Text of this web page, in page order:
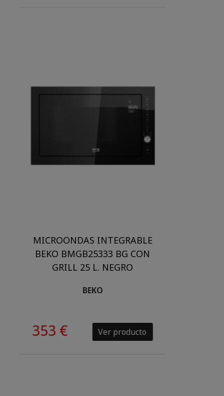
MICROONDAS INTEGRABLE
BEKO BMGB25333 BG CON
GRILL 25 L. NEGRO
BEKO
353 € Ver producto